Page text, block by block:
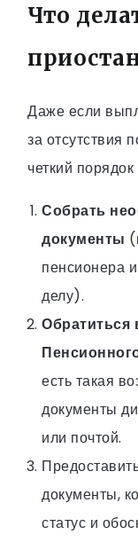
Что
Даже если
за отсутствия
четкий
Собрать
документы
пенсионера
делу).
Обратиться
есть такая
документы
или почтой.
документы,
статус и